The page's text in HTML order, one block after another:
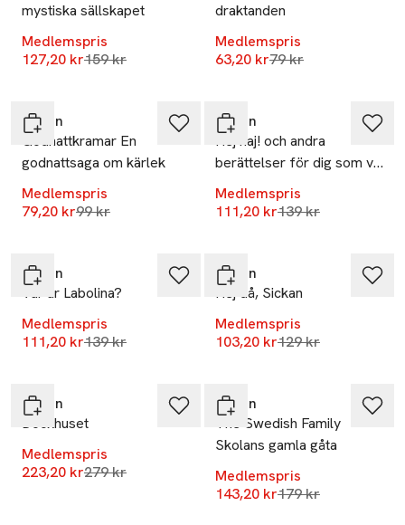
mystiska sällskapet
Medlemspris
127,20 krLägsta pris 30 dagar
159 kr
draktanden
Medlemspris
63,20 krLägsta pris 30 dagar
79 kr
Tukan
Godnattkramar En
godnattsaga om kärlek
Medlemspris
79,20 krLägsta pris 30 dagar
99 kr
Tukan
Hej haj! och andra
berättelser för dig som vill
börja läsa, Läs-nivå 1
Medlemspris
111,20 krLägsta pris 30
139 kr
Tukan
Var är Labolina?
Medlemspris
111,20 krLägsta pris 30 dagar
139 kr
Tukan
Hej då, Sickan
Medlemspris
103,20 krLägsta pris 30
129 kr
Tukan
Dockhuset
Medlemspris
223,20 krLägsta pris 30 dagar
279 kr
Tukan
The Swedish Family
Skolans gamla gåta
Medlemspris
143,20 krLägsta pris 30
179 kr
-20%